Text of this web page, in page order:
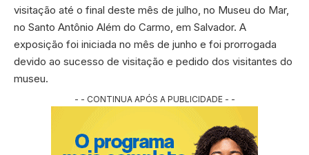
visitação até o final deste mês de julho, no Museu do Mar,
no Santo Antônio Além do Carmo, em Salvador. A
exposição foi iniciada no mês de junho e foi prorrogada
devido ao sucesso de visitação e pedido dos visitantes do
museu.
- - CONTINUA APÓS A PUBLICIDADE - -